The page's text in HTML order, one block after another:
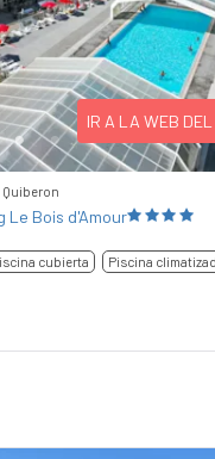
IR A LA WEB DEL
Quiberon
Le Bois d'Amour
cubierta Piscina